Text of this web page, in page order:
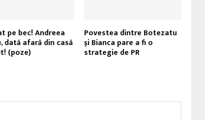
pe bec! Andreea
dată afară din casă
(poze)
Povestea dintre Botezatu
şi Bianca pare a fi o
strategie de PR